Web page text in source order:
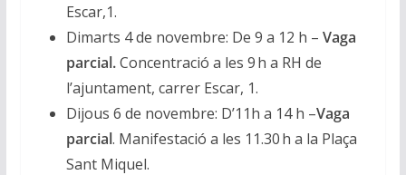
Escar,1.
Dimarts 4 de novembre: De 9 a 12 h – Vaga
parcial.Concentració a les 9 h a RH de
l’ajuntament, carrer Escar, 1.
Dijous 6 de novembre: D’11h a 14 h –Vaga
parcial. Manifestació a les 11.30 h a la Plaça
Sant Miquel.